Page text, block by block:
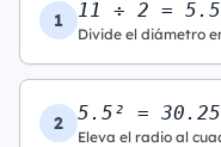
1 11 ÷ 2 =
Divide el diámetro
2 5.5² = 30.25
Eleva el radio al